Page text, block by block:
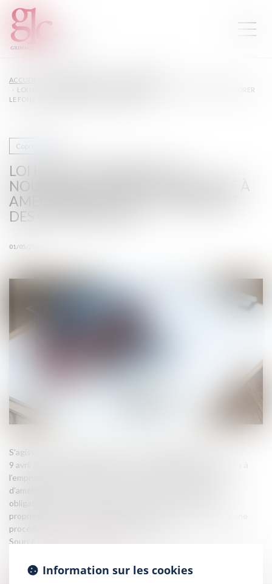
ACCUEIL
LOI HABITAT DÉGRADÉ - DE NOUVELLES DISPOSITIONS VISANT À AMÉLIORER
LE FONCTIONNEMENT DES COPROPRIÉTÉS
LOI HABITAT DÉGRADÉ - DE
NOUVELLES DISPOSITIONS VISANT À
AMÉLIORER LE FONCTIONNEMENT
DES COPROPRIÉTÉS
01/05/2024
Copropriété
Source :
S'agissant des copropriétés, la loi « Habitat dégradé » du
9 avril 2024 prévoit notamment : une simplification du recours à
l’emprunt collectif pour financer des travaux de réparation,
d'amélioration ou d'entretien d'un immeuble ; ainsi qu’une
obligation pour les syndics d’informer les occupants et
propriétaires d’un immeuble lorsque celui-ci est touché par une
procédure de lutte contre l’habitat indigne...
Information sur les cookies